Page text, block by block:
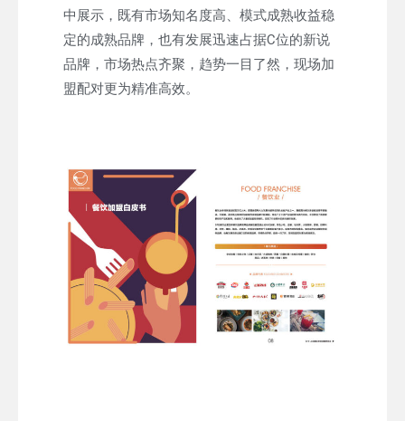
中展示，既有市场知名度高、模式成熟收益稳
定的成熟品牌，也有发展迅速占据C位的新说
品牌，市场热点齐聚，趋势一目了然，现场加
盟配对更为精准高效。